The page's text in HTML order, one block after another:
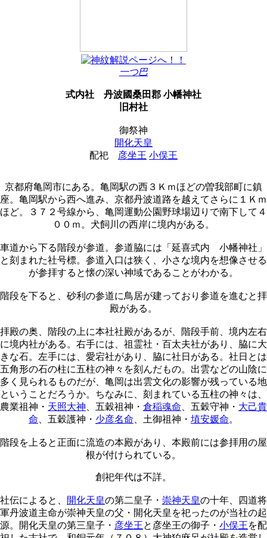
一つ巴
式内社
丹波國桑田郡 小幡神社
旧村社
御祭神
開化天皇
配祀
彦坐王 小俣王
京都府亀岡市にある。亀岡駅の西３Ｋｍほどの曽我部町に鎮
座。亀岡駅から西へ進み、京都丹波道路を越えてさらに１Ｋｍ
ほど。３７２号線から、亀岡運動公園野球場辺りで南下して４
００ｍ。犬飼川の西岸に境内がある。
車道から下る階段が参道。参道脇には「延喜式内 小幡神社」
と刻まれた社号標。参道入口は狭く、小さな境内を想像させる
が参拝すると懐の深い神域であることがわかる。
階段を下ると、砂利の参道に鳥居が建っており参道を進むと拝
殿がある。
拝殿の奥、階段の上に本社社殿があるが、階段手前、境内左右
に境内社がある。右手には、祖霊社・百太夫社があり、脇に大
きな石。左手には、愛宕社があり、脇に社日がある。社日とは
五角形の石の柱に五柱の神々を刻んだもの。出雲などの山陰に
多く見られるものだが、亀岡は出雲文化の影響が残っている地
ということだろうか。ちなみに、刻まれている五柱の神々は、
農業祖神・ 天照大神 、五穀祖神・ 倉稲魂命 、五穀守神・ 大己貴
命 、五穀護神・ 少彦名命 、土御祖神・ 埴安媛命。
階段を上ると正面に流造の本殿があり、本殿前には参拝用の屋
根が付けられている。
創祀年代は不詳。
社伝によると、 開化天皇の第二皇子・ 崇神天皇の十年、四道将
軍丹波道主命が崇神天皇の父・開化天皇を祀ったのが当社の起
源。開化天皇の第三皇子・ 彦坐王と彦坐王の御子・ 小俣王を配